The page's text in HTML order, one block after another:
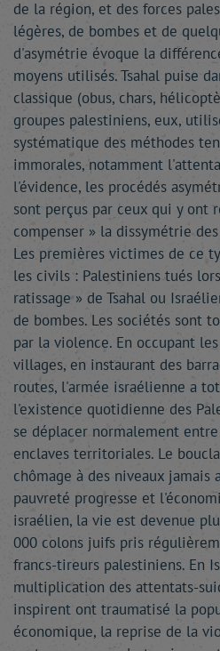
de la région, et des forces
légères, de bombes et de
d'asymétrie évoque la
moyens utilisés. Tsahal puise
classique (obus, chars,
groupes palestiniens, eux,
systématique des méthodes
immorales, notamment
l'évidence, les procédés
sont perçus par ceux qui y ont
compenser » la dissymétrie
Les premières victimes de ce
les civils : Palestiniens tués
ratissage » de Tsahal ou
de bombes. Les sociétés sont
par la violence. En occupant
villages, en instaurant des
routes, l'armée israélienne a
l'existence quotidienne des
se déplacer normalement
enclaves territoriales. Le
chômage à des niveaux jamais
pauvreté progresse et
israélien, la vie est devenue
000 colons juifs pris
francs-tireurs palestiniens. En
multiplication des attentats-
inspirent ont traumatisé la
économique, la reprise de la